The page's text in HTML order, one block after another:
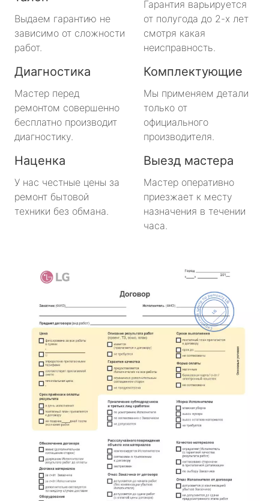
Выдаем гарантию не
зависимо от сложности
работ.
Гарантия варьируется
от полугода до 2-х лет
смотря какая
неисправность.
Диагностика
Мастер перед
ремонтом совершенно
бесплатно производит
диагностику.
Комплектующие
Мы применяем детали
только от
официального
производителя.
Наценка
У нас честные цены за
ремонт бытовой
техники без обмана.
Выезд мастера
Мастер оперативно
приезжает к месту
назначения в течении
часа.